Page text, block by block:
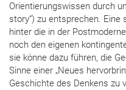
Orientierungswissen durch
story“) zu entsprechen.
hinter die in der
noch den eigenen
sie könne dazu führen, die
Sinne einer „Neues
Geschichte des Denkens zu